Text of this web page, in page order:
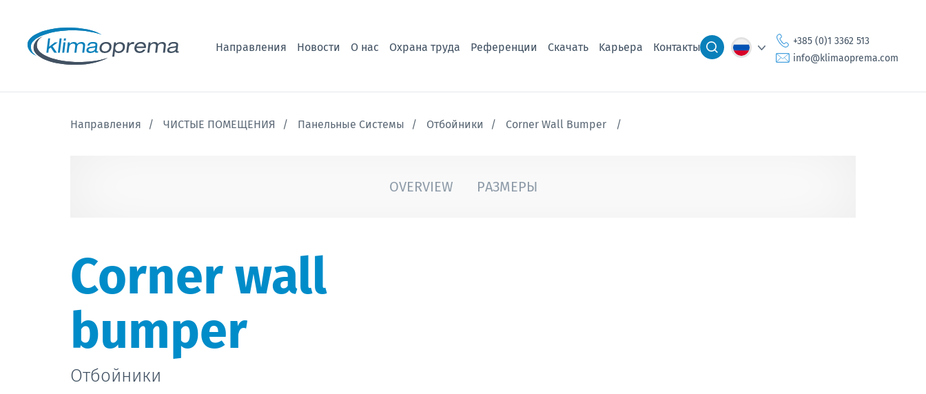
Направления Новости О нас Охрана труда Референции Скачать Kарьера Контакты
+385 (0)1 3362 513
info@klimaoprema.com
Направления ЧИСТЫЕ ПОМЕЩЕНИЯ Панельные Системы Отбойники Corner Wall Bumper
OVERVIEW PАЗМЕРЫ
Corner wall
bumper
Отбойники